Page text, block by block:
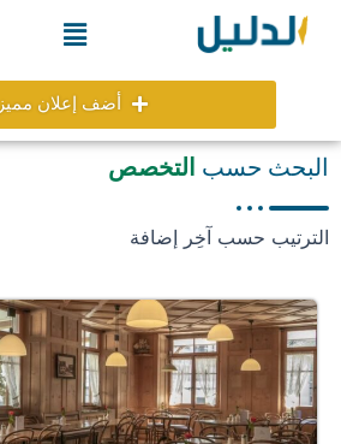
تخطي
Menu
أضف إعلان مميز
البحث حسب التخصص
الترتيب حسب آخِر إضافة